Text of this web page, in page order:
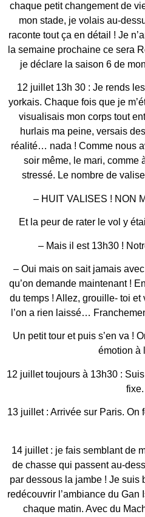
chaque petit changement de
mon stade, je volais au-
raconte tout ça en détail ! Je
la semaine prochaine ce sera
je déclare la saison 6 de
12 juillet 13h 30 : Je rends
yorkais. Chaque fois que je
visualisais mon corps tout
hurlais ma peine, versais
réalité… nada ! Comme nous
soir même, le mari, comme
stressé. Le nombre de
– HUIT VALISES ! NON
Et la peur de rater le vol y
– Mais il est 13h30 !
– Oui mais on sait jamais
qu’on demande maintenant !
du temps ! Allez, grouille- toi
l’on a rien laissé…
Un petit tour et puis s’en va !
émotion à
12 juillet toujours à 13h30 :
fixe.
13 juillet : Arrivée sur Paris. On
14 juillet : je fais semblant de
de chasse qui passent au-
par dessous la jambe ! Je suis
redécouvrir l’ambiance du
chaque matin. Avec du